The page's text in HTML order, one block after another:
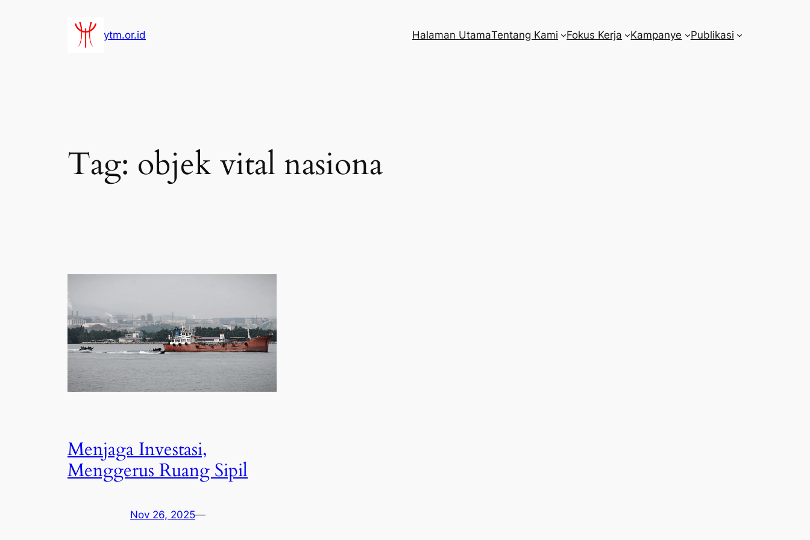
ytm.or.id Halaman UtamaTentang Kami Fokus Kerja Kampanye Publikasi
Tag: objek vital nasiona
Menjaga Investasi,
Menggerus Ruang Sipil
Nov 26, 2025—